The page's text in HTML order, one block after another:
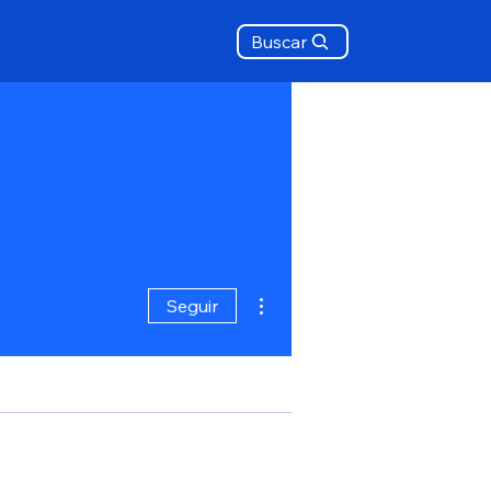
Buscar
Seguir